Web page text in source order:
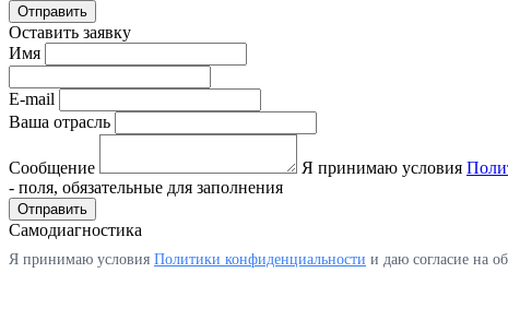
Отправить
Оставить заявку
Имя
E-mail
Ваша отрасль
Сообщение Я принимаю условия
- поля, обязательные для заполнения
Отправить
Самодиагностика
Я принимаю условия Политики конфиденциальности и даю согласие на